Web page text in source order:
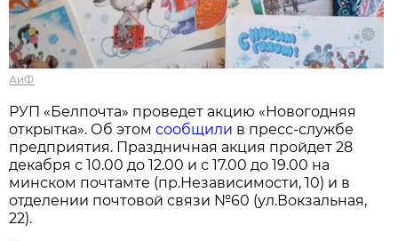
АиФ
РУП «Белпочта» проведет акцию «Новогодняя
открытка». Об этомсообщили в пресс-службе
предприятия. Праздничная акция пройдет 28
декабря с 10.00 до 12.00 и с 17.00 до 19.00 на
минском почтамте (пр.Независимости, 10) и в
отделении почтовой связи №60 (ул.Вокзальная,
22).